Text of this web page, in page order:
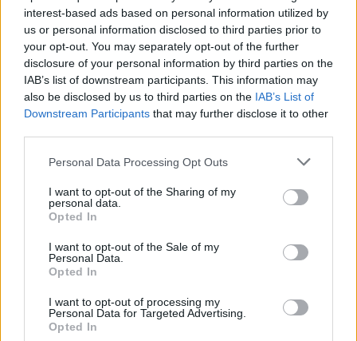
interest-based ads based on personal information utilized by
us or personal information disclosed to third parties prior to
your opt-out. You may separately opt-out of the further
disclosure of your personal information by third parties on the
IAB’s list of downstream participants. This information may
also be disclosed by us to third parties on the IAB’s List of
Downstream Participants that may further disclose it to other
Personal Data Processing Opt Outs
I want to opt-out of the Sharing of my
personal data.
Opted In
I want to opt-out of the Sale of my
Personal Data.
Opted In
I want to opt-out of processing my
Personal Data for Targeted Advertising.
Opted In
Només 3 de cada 10 turistes visiten la
regió de l’Ebre durant juliol i agost
31 de juliol de 2026
Carrega més